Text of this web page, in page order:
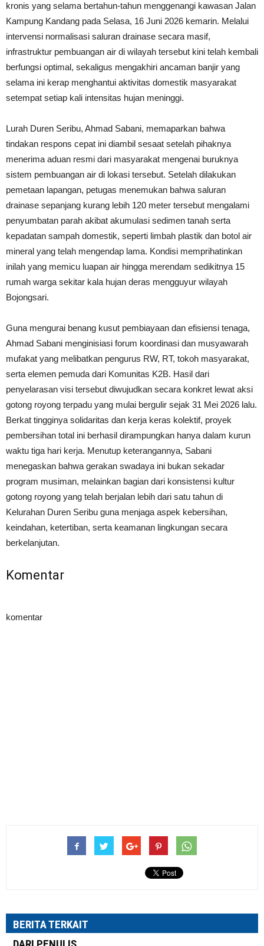
kronis yang selama bertahun-tahun menggenangi kawasan Jalan
Kampung Kandang pada Selasa, 16 Juni 2026 kemarin. Melalui
intervensi normalisasi saluran drainase secara masif,
infrastruktur pembuangan air di wilayah tersebut kini telah kembali
berfungsi optimal, sekaligus mengakhiri ancaman banjir yang
selama ini kerap menghantui aktivitas domestik masyarakat
setempat setiap kali intensitas hujan meninggi.
Lurah Duren Seribu, Ahmad Sabani, memaparkan bahwa
tindakan respons cepat ini diambil sesaat setelah pihaknya
menerima aduan resmi dari masyarakat mengenai buruknya
sistem pembuangan air di lokasi tersebut. Setelah dilakukan
pemetaan lapangan, petugas menemukan bahwa saluran
drainase sepanjang kurang lebih 120 meter tersebut mengalami
penyumbatan parah akibat akumulasi sedimen tanah serta
kepadatan sampah domestik, seperti limbah plastik dan botol air
mineral yang telah mengendap lama. Kondisi memprihatinkan
inilah yang memicu luapan air hingga merendam sedikitnya 15
rumah warga sekitar kala hujan deras mengguyur wilayah
Bojongsari.
Guna mengurai benang kusut pembiayaan dan efisiensi tenaga,
Ahmad Sabani menginisiasi forum koordinasi dan musyawarah
mufakat yang melibatkan pengurus RW, RT, tokoh masyarakat,
serta elemen pemuda dari Komunitas K2B. Hasil dari
penyelarasan visi tersebut diwujudkan secara konkret lewat aksi
gotong royong terpadu yang mulai bergulir sejak 31 Mei 2026 lalu.
Berkat tingginya solidaritas dan kerja keras kolektif, proyek
pembersihan total ini berhasil dirampungkan hanya dalam kurun
waktu tiga hari kerja. Menutup keterangannya, Sabani
menegaskan bahwa gerakan swadaya ini bukan sekadar
program musiman, melainkan bagian dari konsistensi kultur
gotong royong yang telah berjalan lebih dari satu tahun di
Kelurahan Duren Seribu guna menjaga aspek kebersihan,
keindahan, ketertiban, serta keamanan lingkungan secara
berkelanjutan.
Komentar
komentar
BERITA TERKAIT